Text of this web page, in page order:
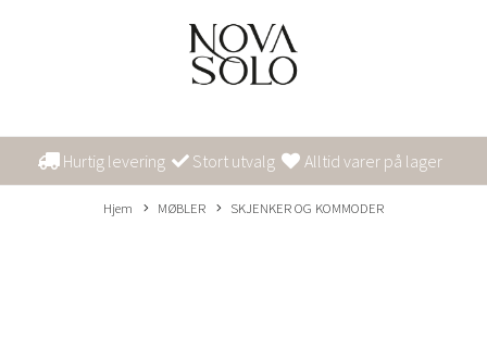
Hurtig levering Stort utvalg Alltid varer på lager
Hjem MØBLER SKJENKER OG KOMMODER